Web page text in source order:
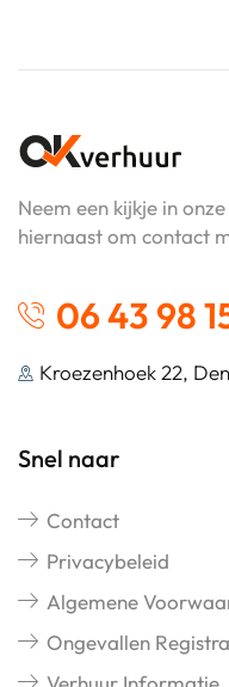
Neem een kijkje in
hiernaast om contact
06 43 98
Kroezenhoek 22,
Snel naar
Contact
Privacybeleid
Algemene
Ongevallen